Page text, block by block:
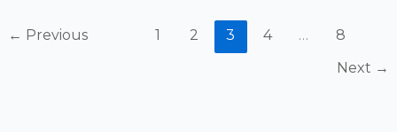
← Previous 1 2 3 4 …
8
Next →